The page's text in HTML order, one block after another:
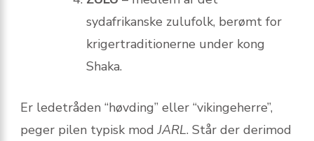
sydafrikanske zulufolk, berømt for
krigertraditionerne under kong
Shaka.
Er ledetråden “høvding” eller “vikingeherre”,
peger pilen typisk modJARL. Står der derimod